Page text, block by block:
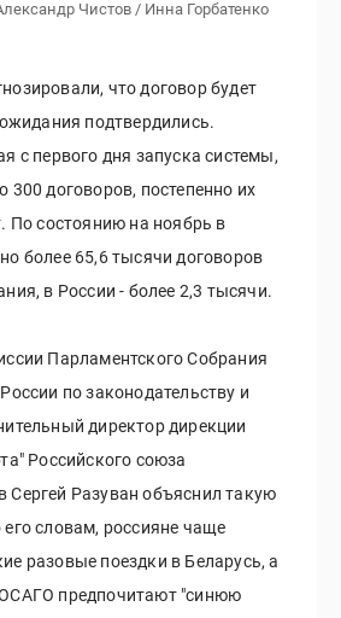
Чистов / Инна Горбатенко
что договор будет
подтвердились.
с первого дня запуска системы,
300 договоров, постепенно их
По состоянию на ноябрь в
более 65,6 тысячи договоров
в России - более 2,3 тысячи.
Парламентского Собрания
по законодательству и
директор дирекции
Российского союза
Сергей Разуван объяснил такую
словам, россияне чаще
разовые поездки в Беларусь, а
предпочитают "синюю